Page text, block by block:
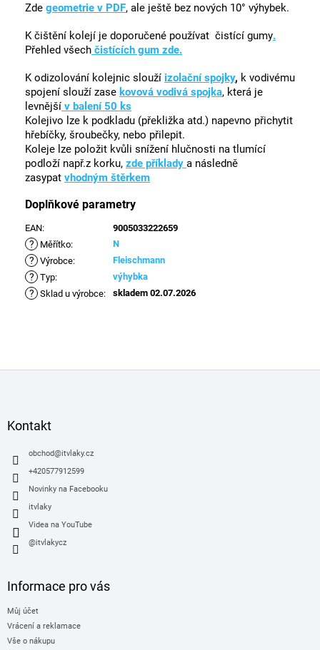
Zde geometrie v PDF, ale ještě bez nových 10° výhybek.
K čištění kolejí je doporučené používat čistící gumy.
Přehled všech čistících gum zde.
K odizolování kolejnic slouží izolačníspojky, k vodivému
spojení slouží zase kovová vodivá spojka, která je
levnější v balení 50 ks
Kolejivo lze k podkladu (překližka atd.) napevno přichytit
hřebíčky, šroubečky, nebo přilepit.
Koleje lze položit kvůli snížení hlučnosti na tlumící
podloží např.z korku, zde příklady a následně
zasypat vhodným štěrkem
Doplňkové parametry
EAN: 9005033222659
? Měřítko: N
? Výrobce: Fleischmann
? Typ: výhybka
? Sklad u výrobce: skladem 02.07.2026
Kontakt
obchod@itvlaky.cz
+420577912599
Novinky na Facebooku
itvlaky
Videa na YouTube
@itvlakycz
Informace pro vás
Můj účet
Vrácení a reklamace
Vše o nákupu